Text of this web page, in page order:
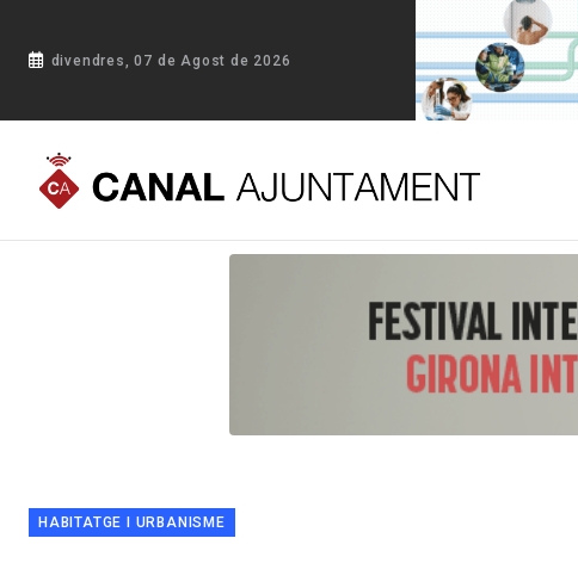
divendres, 07 de Agost de 2026
Portada Blog Presentació del projecte de 16 habitatges de
HABITATGE I URBANISME